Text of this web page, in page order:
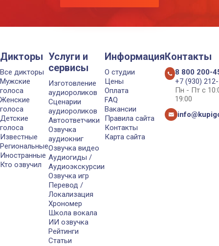
Дикторы
Все дикторы
Мужские
голоса
Женские
голоса
Детские
голоса
Известные
Региональные
Иностранные
Кто озвучил
Услуги и
сервисы
Изготовление
аудиороликов
Сценарии
аудиороликов
Автоответчики
Озвучка
аудиокниг
Озвучка видео
Аудиогиды /
Аудиоэкскурсии
Озвучка игр
Перевод /
Локализация
Хрономер
Школа вокала
ИИ озвучка
Рейтинги
Статьи
Информация
О студии
Цены
Оплата
FAQ
Вакансии
Правила сайта
Контакты
Карта сайта
Контакты
8 800 200-
+7 (930)
Пн - Пт с
19:00